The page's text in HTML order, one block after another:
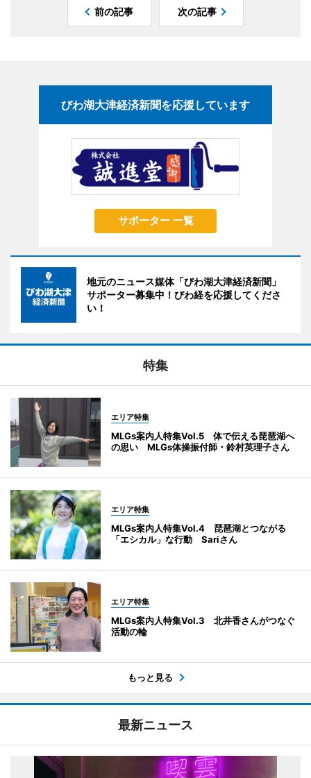
前の記事 次の記事
びわ湖大津経済新聞を応援しています
サポーター 一覧
地元のニュース媒体「びわ湖大津経済新聞」
サポーター募集中！びわ経を応援してくださ
い！
特集
エリア特集
MLGs案内人特集Vol.5 体で伝える琵琶湖へ
の思い MLGs体操振付師・鈴村英理子さん
エリア特集
MLGs案内人特集Vol.4 琵琶湖とつながる
「エシカル」な行動 Sariさん
エリア特集
MLGs案内人特集Vol.3 北井香さんがつなぐ
活動の輪
もっと見る
最新ニュース